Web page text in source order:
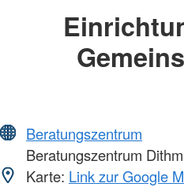
Beratungszentrum
Beratungszentrum
Karte: Link zur Google